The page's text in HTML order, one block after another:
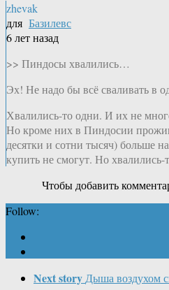
zhevak
для Базилевс
6 лет назад
>> Пиндосы хвалились…
Эх! Не надо бы всё сваливать в
Хвалились-то одни. И их не
Но кроме них в Пиндосии
десятки и сотни тысяч) больше
купить не смогут. Но хвалились-
Чтобы добавить
Follow:
Next storyДыша воздухом